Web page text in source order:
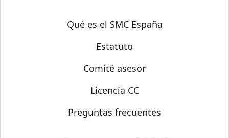
Sobre SMC España
Qué es el SMC España
Estatuto
Comité asesor
Licencia CC
Preguntas frecuentes